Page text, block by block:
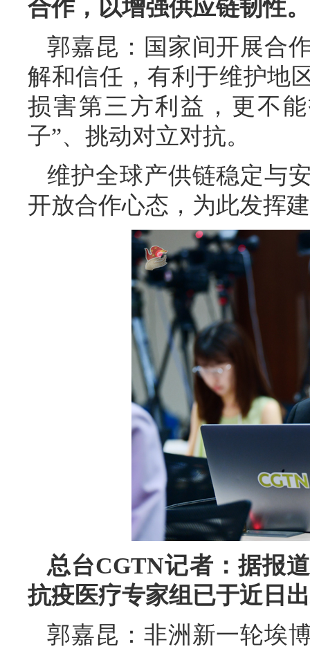
合作，以增强供应链韧性
郭嘉昆：国家间开展合
解和信任，有利于维护地
损害第三方利益，更不
子”、挑动对立对抗。
维护全球产供链稳定与
开放合作心态，为此发挥
总台CGTN记者：据报
抗疫医疗专家组已于近日
郭嘉昆：非洲新一轮埃